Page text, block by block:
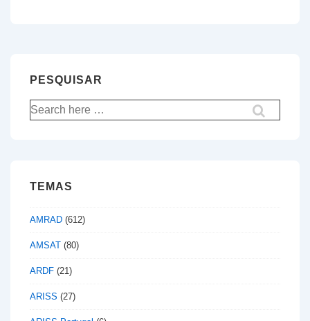
PESQUISAR
Pesquisar
por:
TEMAS
AMRAD (612)
AMSAT (80)
ARDF (21)
ARISS (27)